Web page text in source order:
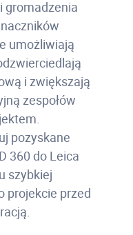
gromadzenia
umożliwiają
i zwiększają
zespołów
pozyskane
360 do Leica
szybkiej
projekcie przed